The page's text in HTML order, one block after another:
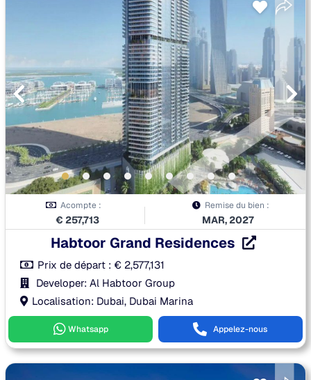
Acompte :
€ 257,713
Remise du bien :
MAR, 2027
Habtoor Grand Residences
Prix de départ :€ 2,577,131
Developer: Al Habtoor Group
Localisation: Dubai, Dubai Marina
Whatsapp Appelez-nous